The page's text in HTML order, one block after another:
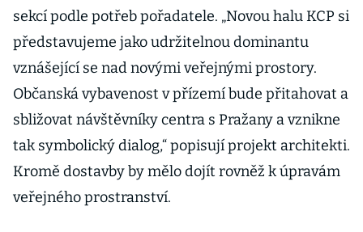
sekcí podle potřeb pořadatele. „Novou halu KCP si
představujeme jako udržitelnou dominantu
vznášející se nad novými veřejnými prostory.
Občanská vybavenost v přízemí bude přitahovat a
sbližovat návštěvníky centra s Pražany a vznikne
tak symbolický dialog,“ popisují projekt architekti.
Kromě dostavby by mělo dojít rovněž k úpravám
veřejného prostranství.